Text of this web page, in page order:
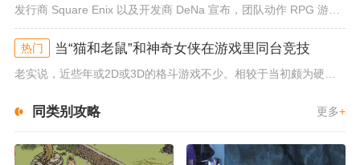
发行商 Square Enix 以及开发商 DeNa 宣布，团队动作 RPG 游戏《勇者斗恶龙：达尔的大冒险 魂之绊》将...
热门 当“猫和老鼠”和神奇女侠在游戏里同台竞技
同类别攻略 更多+